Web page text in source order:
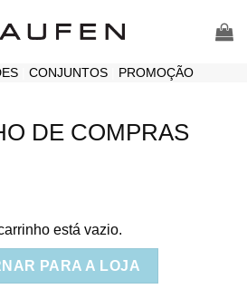
| CONJUNTOS| PROMOÇÃO
DE COMPRAS
está vazio.
PARA A LOJA